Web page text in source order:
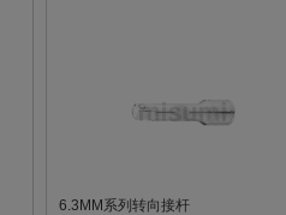
6.3MM系列转向接杆